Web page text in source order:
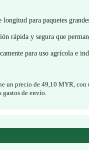
para paquetes
rápida y segura que
para uso agrícola e
un precio de 49,10 MYR,
de envío.